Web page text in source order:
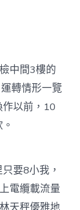
中間3樓的
轉情形一覽
作以前，10
要8小我，
電纜載流量